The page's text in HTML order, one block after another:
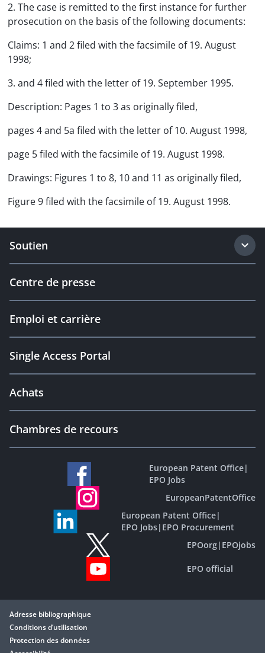
2. The case is remitted to the first instance for further
prosecution on the basis of the following documents:
Claims: 1 and 2 filed with the facsimile of 19. August
1998;
3. and 4 filed with the letter of 19. September 1995.
Description: Pages 1 to 3 as originally filed,
pages 4 and 5a filed with the letter of 10. August 1998,
page 5 filed with the facsimile of 19. August 1998.
Drawings: Figures 1 to 8, 10 and 11 as originally filed,
Figure 9 filed with the facsimile of 19. August 1998.
Soutien
Centre de presse
Emploi et carrière
Single Access Portal
Achats
Chambres de recours
European Patent Office|
EPO Jobs
EuropeanPatentOffice
European Patent Office|
EPO Jobs| EPO Procurement
EPOorg| EPOjobs
EPO official
Adresse bibliographique
Conditions d’utilisation
Protection des données